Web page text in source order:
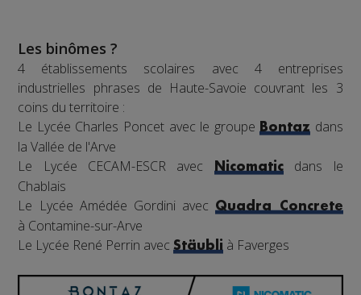
Les binômes ?
4 établissements scolaires avec 4 entreprises
industrielles phrases de Haute-Savoie couvrant les 3
coins du territoire :
Le Lycée Charles Poncet avec le groupe Bontaz dans
la Vallée de l'Arve
Le Lycée CECAM-ESCR avec
Nicomaticdans le
Chablais
Le Lycée Amédée Gordini avecQuadra Concrete
à Contamine-sur-Arve
Le Lycée René Perrin avecStäubli à Faverges